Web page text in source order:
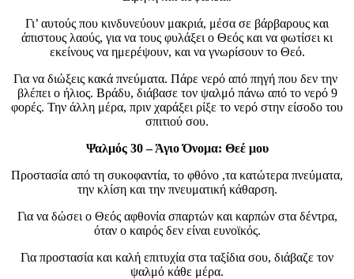
Γι’ αυτούς που κινδυνεύουν μακριά, μέσα σε βάρβαρους και
άπιστους λαούς, για να τους φυλάξει ο Θεός και να φωτίσει κι
εκείνους να ημερέψουν, και να γνωρίσουν το Θεό.
Για να διώξεις κακά πνεύματα. Πάρε νερό από πηγή που δεν την
βλέπει ο ήλιος. Βράδυ, διάβασε τον ψαλμό πάνω από το νερό 9
φορές. Την άλλη μέρα, πριν χαράξει ρίξε το νερό στην είσοδο του
σπιτιού σου.
Ψαλμός 30 – Άγιο Όνομα: Θεέ μου
Προστασία από τη συκοφαντία, το φθόνο ,τα κατώτερα πνεύματα,
την κλίση και την πνευματική κάθαρση.
Για να δώσει ο Θεός αφθονία σπαρτών και καρπών στα δέντρα,
όταν ο καιρός δεν είναι ευνοϊκός.
Για προστασία και καλή επιτυχία στα ταξίδια σου, διάβαζε τον
ψαλμό κάθε μέρα.